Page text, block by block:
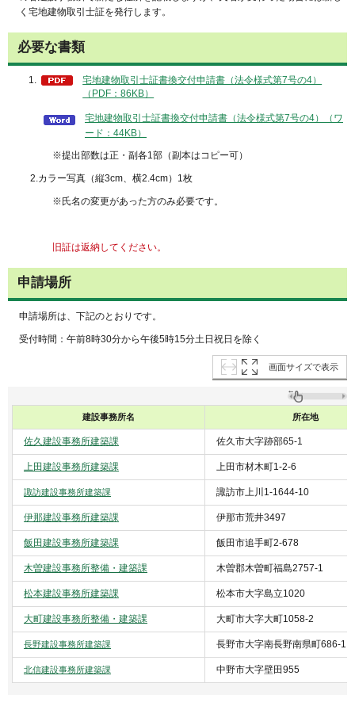
く宅地建物取引士証を発行します。
必要な書類
宅地建物取引士証書換交付申請書（法令様式第7号の4）
（PDF：86KB）
宅地建物取引士証書換交付申請書（法令様式第7号の4）（ワ
ード：44KB）
※提出部数は正・副各1部（副本はコピー可）
2.カラー写真（縦3cm、横2.4cm）1枚
※氏名の変更があった方のみ必要です。
旧証は返納してください。
申請場所
申請場所は、下記のとおりです。
受付時間：午前8時30分から午後5時15分土日祝日を除く
画面サイズで表示
建設事務所名 所在地
佐久建設事務所建築課 佐久市大字跡部65-1
上田建設事務所建築課 上田市材木町1-2-6
諏訪建設事務所建築課 諏訪市上川1-1644-10
伊那建設事務所建築課 伊那市荒井3497
飯田建設事務所建築課 飯田市追手町2-678
木曽建設事務所整備・建築課 木曽郡木曽町福島2757-1
松本建設事務所建築課 松本市大字島立1020
大町建設事務所整備・建築課 大町市大字大町1058-2
長野建設事務所建築課 長野市大字南長野南県町686-1
北信建設事務所建築課 中野市大字壁田955